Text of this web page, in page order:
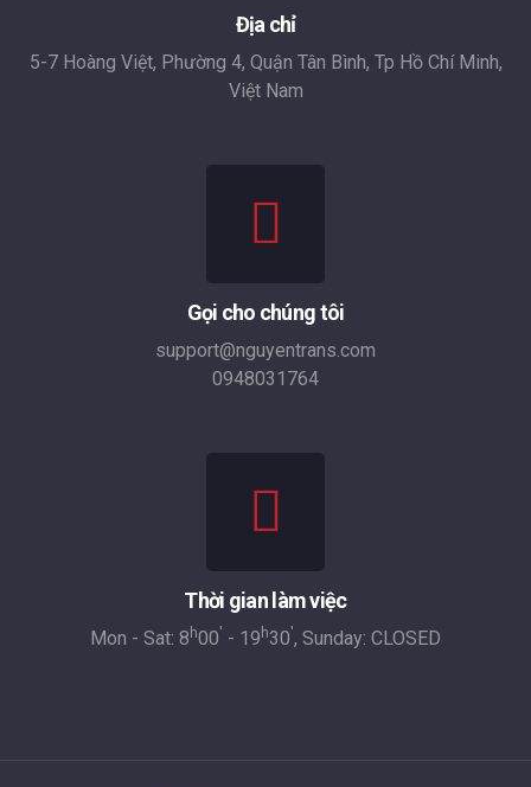
Địa chỉ
5-7 Hoàng Việt, Phường 4, Quận Tân Bình, Tp Hồ Chí Minh,
Việt Nam
Gọi cho chúng tôi
support@nguyentrans.com
0948031764
Thời gian làm việc
Mon - Sat: 8 h00' - 19 h30', Sunday: CLOSED